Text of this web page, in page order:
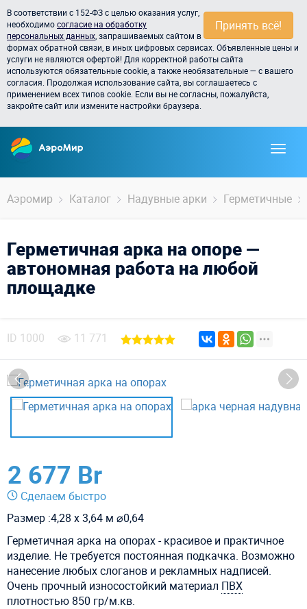
Принять всё!
В соответствии с 152-ФЗ с целью оказания услуг,
необходимосогласие на обработку
персональных данных , запрашиваемых сайтом в
формах обратной связи, в иных цифровых сервисах. Объявленные цены и
услуги не являются офертой! Для корректной работы сайта
используются обязательные cookie, а также необязательные — с вашего
согласия. Продолжая использование сайта, вы соглашаетесь с
применением всех типов cookie. Если вы не согласны, пожалуйста,
закройте сайт или измените настройки браузера.
Аэромир Каталог Надувные арки Герметичные
Герметичная арка на опоре —
автономная работа на любой
площадке
ID 1000 11 771
2 677 Br
Сделаем быстро
Размер :4,28 х 3,64 м ⌀0,64
Герметичная арка на опорах - красивое и практичное
изделие. Не требуется постоянная подкачка. Возможно
нанесение любых слоганов и рекламных надписей.
Очень прочный износостойкий материал ПВХ
плотностью 850 гр/м.кв.